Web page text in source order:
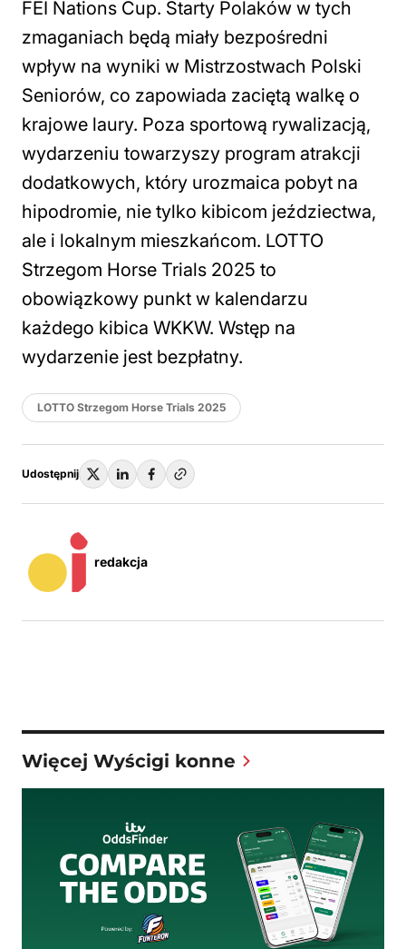
FEI Nations Cup. Starty Polaków w tych
zmaganiach będą miały bezpośredni
wpływ na wyniki w Mistrzostwach Polski
Seniorów, co zapowiada zaciętą walkę o
krajowe laury. Poza sportową rywalizacją,
wydarzeniu towarzyszy program atrakcji
dodatkowych, który urozmaica pobyt na
hipodromie, nie tylko kibicom jeździectwa,
ale i lokalnym mieszkańcom. LOTTO
Strzegom Horse Trials 2025 to
obowiązkowy punkt w kalendarzu
każdego kibica WKKW. Wstęp na
wydarzenie jest bezpłatny.
LOTTO Strzegom Horse Trials 2025
Udostępnij
redakcja
Więcej Wyścigi konne